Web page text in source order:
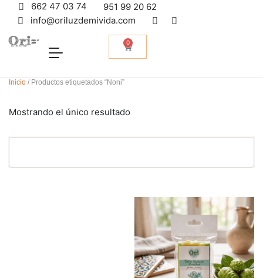
662 47 03 74
951 99 20 62
info@oriluzdemivida.com
0
Inicio / Productos etiquetados “Noni”
Mostrando el único resultado